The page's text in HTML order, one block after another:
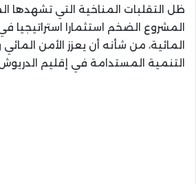
ظل التقلبات المناخية التي تشهدها
المشروع الضخم استثمارا استراتيجيا
المائية، من شأنه أن يعزز الأمن
التنمية المستدامة في إقليم